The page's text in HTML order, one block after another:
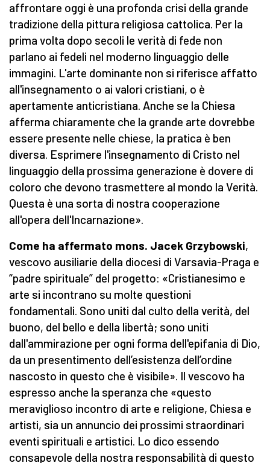
affrontare oggi è una profonda crisi della grande
tradizione della pittura religiosa cattolica. Per la
prima volta dopo secoli le verità di fede non
parlano ai fedeli nel moderno linguaggio delle
immagini. L'arte dominante non si riferisce affatto
all'insegnamento o ai valori cristiani, o è
apertamente anticristiana. Anche se la Chiesa
afferma chiaramente che la grande arte dovrebbe
essere presente nelle chiese, la pratica è ben
diversa. Esprimere l'insegnamento di Cristo nel
linguaggio della prossima generazione è dovere di
coloro che devono trasmettere al mondo la Verità.
Questa è una sorta di nostra cooperazione
all'opera dell'Incarnazione».
Come ha affermato mons. Jacek Grzybowski,
vescovo ausiliarie della diocesi di Varsavia-Praga e
“padre spirituale” del progetto: «Cristianesimo e
arte si incontrano su molte questioni
fondamentali. Sono uniti dal culto della verità, del
buono, del bello e della libertà; sono uniti
dall'ammirazione per ogni forma dell'epifania di Dio,
da un presentimento dell’esistenza dell’ordine
nascosto in questo che è visibile». Il vescovo ha
espresso anche la speranza che «questo
meraviglioso incontro di arte e religione, Chiesa e
artisti, sia un annuncio dei prossimi straordinari
eventi spirituali e artistici. Lo dico essendo
consapevole della nostra responsabilità di questo